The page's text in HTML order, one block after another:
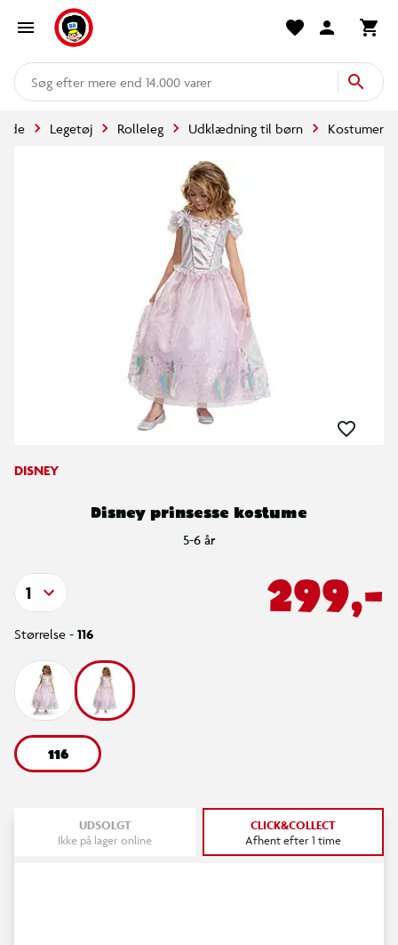
mere end 14.000 varer
Legetøj Rolleleg Udklædning til børn Kostumer
DISNEY
Disney prinsesse kostume
5-6 år
Størrelse - 116
116
299,-
1
UDSOLGT
Ikke på lager online
CLICK&COLLECT
Afhent efter 1 time